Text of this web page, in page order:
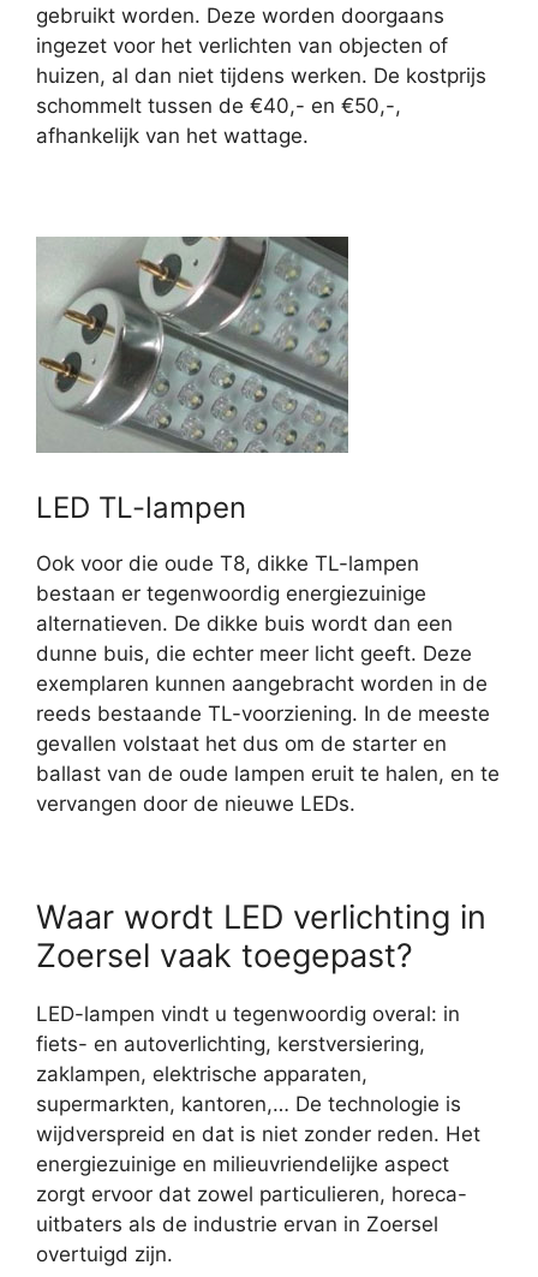
gebruikt worden. Deze worden doorgaans
ingezet voor het verlichten van objecten of
huizen, al dan niet tijdens werken. De kostprijs
schommelt tussen de €40,- en €50,-,
afhankelijk van het wattage.
LED TL-lampen
Ook voor die oude T8, dikke TL-lampen
bestaan er tegenwoordig energiezuinige
alternatieven. De dikke buis wordt dan een
dunne buis, die echter meer licht geeft. Deze
exemplaren kunnen aangebracht worden in de
reeds bestaande TL-voorziening. In de meeste
gevallen volstaat het dus om de starter en
ballast van de oude lampen eruit te halen, en te
vervangen door de nieuwe LEDs.
Waar wordt LED verlichting in
Zoersel vaak toegepast?
LED-lampen vindt u tegenwoordig overal: in
fiets- en autoverlichting, kerstversiering,
zaklampen, elektrische apparaten,
supermarkten, kantoren,… De technologie is
wijdverspreid en dat is niet zonder reden. Het
energiezuinige en milieuvriendelijke aspect
zorgt ervoor dat zowel particulieren, horeca-
uitbaters als de industrie ervan in Zoersel
overtuigd zijn.